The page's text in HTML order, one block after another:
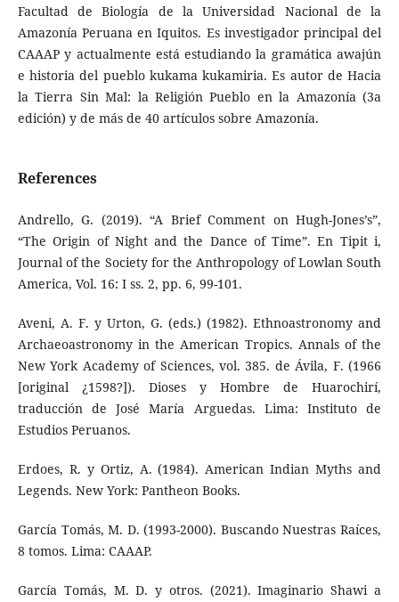
Facultad de Biología de la Universidad Nacional de la
Amazonía Peruana en Iquitos. Es investigador principal del
CAAAP y actualmente está estudiando la gramática awajún
e historia del pueblo kukama kukamiria. Es autor de Hacia
la Tierra Sin Mal: la Religión Pueblo en la Amazonía (3a
edición) y de más de 40 artículos sobre Amazonía.
References
Andrello, G. (2019). “A Brief Comment on Hugh-Jones’s”,
“The Origin of Night and the Dance of Time”. En Tipit i,
Journal of the Society for the Anthropology of Lowlan South
America, Vol. 16: I ss. 2, pp. 6, 99-101.
Aveni, A. F. y Urton, G. (eds.) (1982). Ethnoastronomy and
Archaeoastronomy in the American Tropics. Annals of the
New York Academy of Sciences, vol. 385. de Ávila, F. (1966
[original ¿1598?]). Dioses y Hombre de Huarochirí,
traducción de José María Arguedas. Lima: Instituto de
Estudios Peruanos.
Erdoes, R. y Ortiz, A. (1984). American Indian Myths and
Legends. New York: Pantheon Books.
García Tomás, M. D. (1993-2000). Buscando Nuestras Raíces,
8 tomos. Lima: CAAAP.
García Tomás, M. D. y otros. (2021). Imaginario Shawi a